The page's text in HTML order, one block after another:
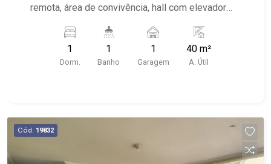
remota, área de convivência, hall com elevador
1
Dorm.
1
Banho
1
Garagem
40 m²
A. Útil
Cód. 19832